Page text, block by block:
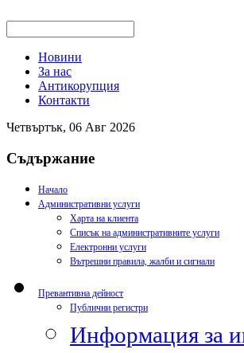
Новини
За нас
Антикорупция
Контакти
Четвъртък, 06 Авг 2026
Съдържание
Начало
Административни услуги
Харта на клиента
Списък на административните услуги
Електронни услуги
Вътрешни правила, жалби и сигнали
Превантивна дейност
Публични регистри
Информация за